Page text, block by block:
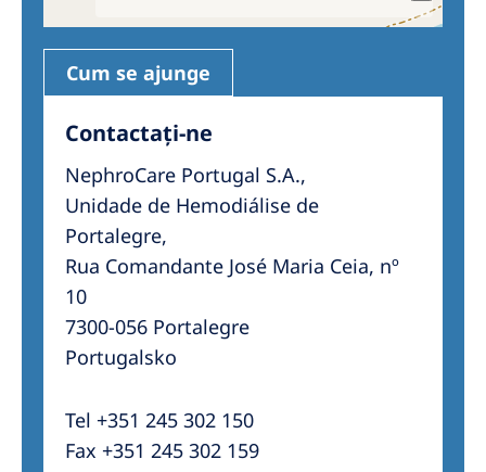
Cum se ajunge
Contactați-ne
NephroCare Portugal S.A.,
Unidade de Hemodiálise de
Portalegre,
Rua Comandante José Maria Ceia, nº
10
7300-056 Portalegre
Portugalsko
Tel +351 245 302 150
Fax +351 245 302 159